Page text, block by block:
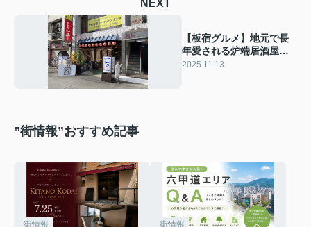
NEXT
【板宿グルメ】地元で長
年愛される炉端居酒屋
『炉ばた 一平』— 新鮮な
2025.11.13
”街情報”おすすめ記事
街情報 街情報